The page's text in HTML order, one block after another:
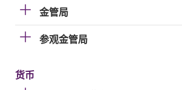
金管局
参观金管局
货币